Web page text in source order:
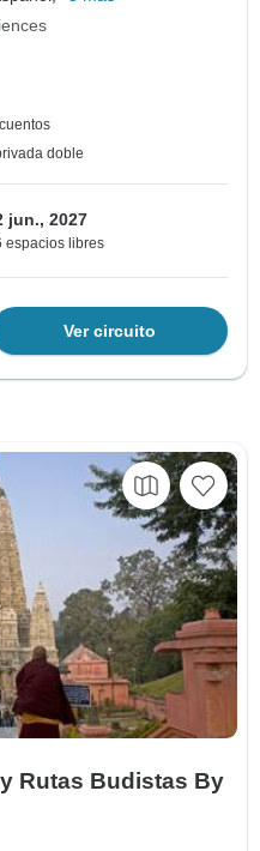
doble
jun., 2027
espacios libres
Ver circuito
Rutas Budistas By